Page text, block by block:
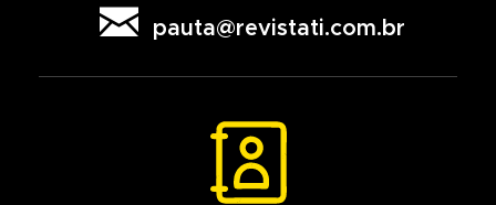
 pauta@revistati.com.br